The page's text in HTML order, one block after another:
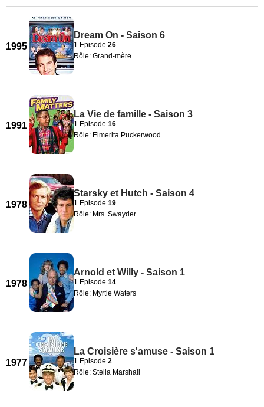
1995
Dream On - Saison 6
1 Episode 26
Rôle: Grand-mère
1991
La Vie de famille - Saison 3
1 Episode 16
Rôle: Elmerita Puckerwood
1978
Starsky et Hutch - Saison 4
1 Episode 19
Rôle: Mrs. Swayder
1978
Arnold et Willy - Saison 1
1 Episode 14
Rôle: Myrtle Waters
1977
La Croisière s'amuse - Saison 1
1 Episode 2
Rôle: Stella Marshall